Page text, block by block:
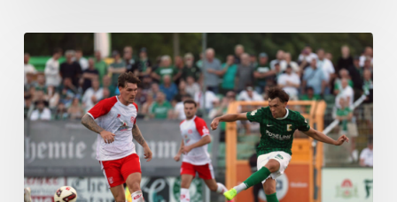
Pleite:
Chemie
kassiert
späten
Knockout
gegen
Halle